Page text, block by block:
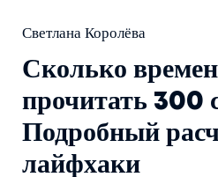
Светлана Королёва
Сколько
прочитать 300
Подробный
лайфхаки